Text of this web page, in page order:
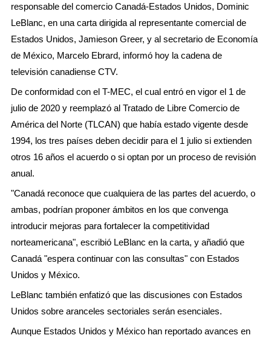
responsable del comercio Canadá-Estados Unidos, Dominic
LeBlanc, en una carta dirigida al representante comercial de
Estados Unidos, Jamieson Greer, y al secretario de Economía
de México, Marcelo Ebrard, informó hoy la cadena de
televisión canadiense CTV.
De conformidad con el T-MEC, el cual entró en vigor el 1 de
julio de 2020 y reemplazó al Tratado de Libre Comercio de
América del Norte (TLCAN) que había estado vigente desde
1994, los tres países deben decidir para el 1 julio si extienden
otros 16 años el acuerdo o si optan por un proceso de revisión
anual.
"Canadá reconoce que cualquiera de las partes del acuerdo, o
ambas, podrían proponer ámbitos en los que convenga
introducir mejoras para fortalecer la competitividad
norteamericana", escribió LeBlanc en la carta, y añadió que
Canadá "espera continuar con las consultas" con Estados
Unidos y México.
LeBlanc también enfatizó que las discusiones con Estados
Unidos sobre aranceles sectoriales serán esenciales.
Aunque Estados Unidos y México han reportado avances en